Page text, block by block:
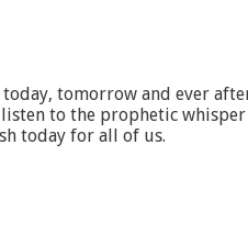
today, tomorrow and ever
to the prophetic
today for all of us.